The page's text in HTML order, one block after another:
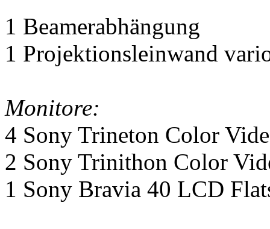
1 Beamerabhängung
1 Projektionsleinwand
Monitore:
4 Sony Trineton Color
2 Sony Trinithon Color
1 Sony Bravia 40 LCD